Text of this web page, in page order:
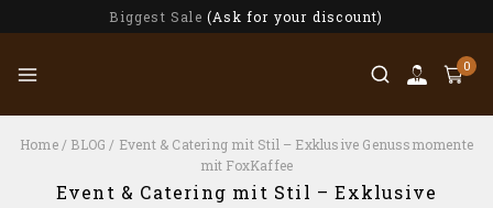
Biggest Sale (Ask for your discount)
0
Home / BLOG / Event & Catering mit Stil – Exklusive Genussmomente
mit FoxKaffee
Event & Catering mit Stil – Exklusive